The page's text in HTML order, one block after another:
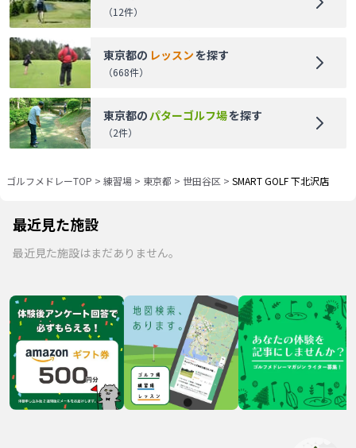
（12件）
東京都の レッスンを探す
（668件）
東京都の パターゴルフ場を探す
（2件）
ゴルフメドレーTOP > 練習場 > 東京都 > 世田谷区 > SMART GOLF 下北沢店
最近見た施設
最近見た施設はまだありません。